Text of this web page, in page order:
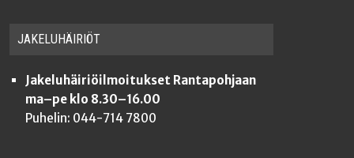
JAKE­LU­HÄI­RIÖT
Jakeluhäiriöilmoitukset Rantapohjaan
ma–pe klo 8.30–16.00
Puhelin: 044-714 7800